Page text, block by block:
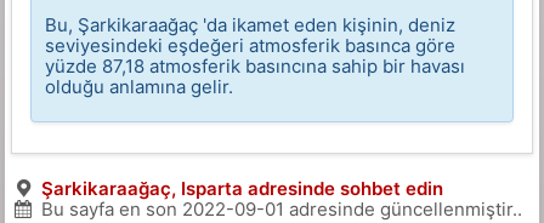
Bu, Şarkikaraağaç 'da ikamet eden kişinin, deniz
seviyesindeki eşdeğeri atmosferik basınca göre
yüzde 87,18 atmosferik basıncına sahip bir havası
olduğu anlamına gelir.
Şarkikaraağaç, Isparta adresinde sohbet edin
Bu sayfa en son 2022-09-01 adresinde güncellenmiştir..